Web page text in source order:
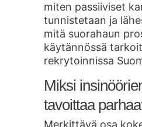
miten passiiviset
tunnistetaan ja
mitä suorahaun
käytännössä
rekrytoinnissa
Miksi
tavoittaa
Merkittävä osa